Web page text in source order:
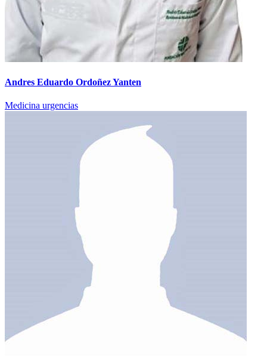
Andres Eduardo Ordoñez Yanten
Medicina urgencias